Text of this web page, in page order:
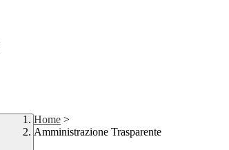
Home >
Amministrazione Trasparente